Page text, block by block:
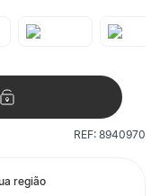
REF: 8940970